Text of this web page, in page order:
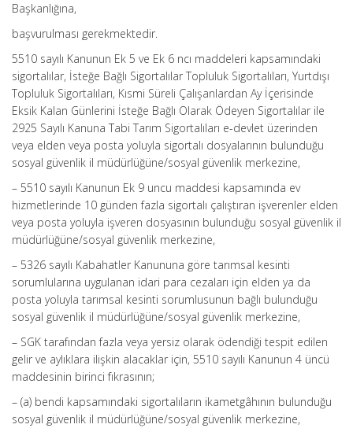
Başkanlığına,
başvurulması gerekmektedir.
5510 sayılı Kanunun Ek 5 ve Ek 6 ncı maddeleri kapsamındaki
sigortalılar, İsteğe Bağlı Sigortalılar Topluluk Sigortalıları, Yurtdışı
Topluluk Sigortalıları, Kısmi Süreli Çalışanlardan Ay İçerisinde
Eksik Kalan Günlerini İsteğe Bağlı Olarak Ödeyen Sigortalılar ile
2925 Sayılı Kanuna Tabi Tarım Sigortalıları e-devlet üzerinden
veya elden veya posta yoluyla sigortalı dosyalarının bulunduğu
sosyal güvenlik il müdürlüğüne/sosyal güvenlik merkezine,
– 5510 sayılı Kanunun Ek 9 uncu maddesi kapsamında ev
hizmetlerinde 10 günden fazla sigortalı çalıştıran işverenler elden
veya posta yoluyla işveren dosyasının bulunduğu sosyal güvenlik il
müdürlüğüne/sosyal güvenlik merkezine,
– 5326 sayılı Kabahatler Kanununa göre tarımsal kesinti
sorumlularına uygulanan idari para cezaları için elden ya da
posta yoluyla tarımsal kesinti sorumlusunun bağlı bulunduğu
sosyal güvenlik il müdürlüğüne/sosyal güvenlik merkezine,
– SGK tarafından fazla veya yersiz olarak ödendiği tespit edilen
gelir ve aylıklara ilişkin alacaklar için, 5510 sayılı Kanunun 4 üncü
maddesinin birinci fıkrasının;
– (a) bendi kapsamındaki sigortalıların ikametgâhının bulunduğu
sosyal güvenlik il müdürlüğüne/sosyal güvenlik merkezine,